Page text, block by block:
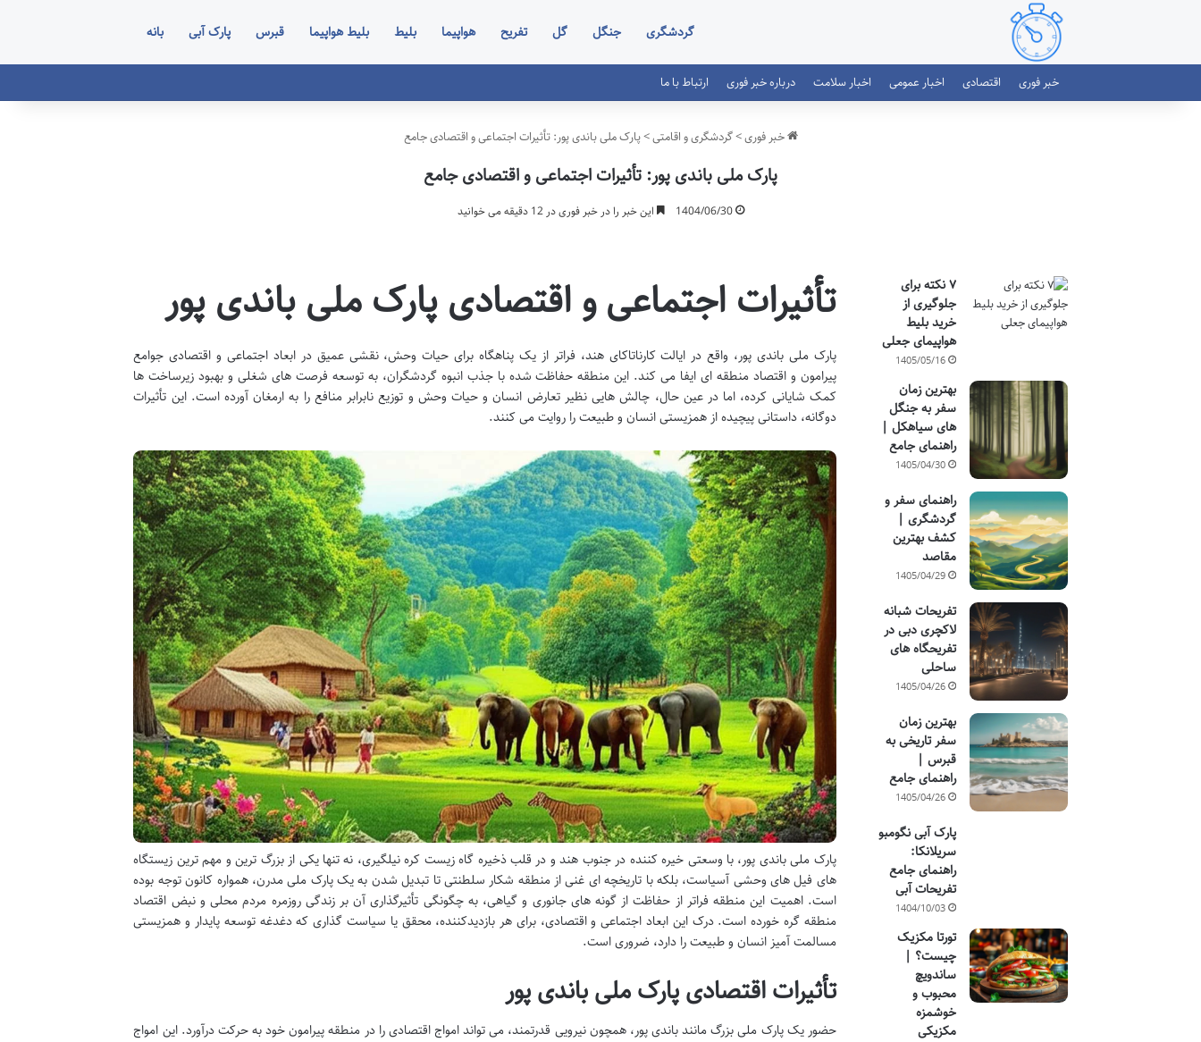
گردشگری جنگل گل تفریح هواپیما بلیط بلیط هواپیما قبرس پارک آبی بانه
خبر فوری اقتصادی اخبار عمومی اخبار سلامت درباره خبر فوری ارتباط با ما
خبر فوری>گردشگری و اقامتی>پارک ملی باندی پور: تأثیرات اجتماعی و اقتصادی جامع
پارک ملی باندی پور: تأثیرات اجتماعی و اقتصادی جامع
1404/06/30 این خبر را در خبر فوری در 12 دقیقه می خوانید
تأثیرات اجتماعی و اقتصادی پارک ملی باندی پور
پارک ملی باندی پور، واقع در ایالت کارناتاکای هند، فراتر از یک پناهگاه برای حیات وحش، نقشی عمیق در ابعاد اجتماعی و اقتصادی جوامع
پیرامون و اقتصاد منطقه ای ایفا می کند. این منطقه حفاظت شده با جذب انبوه گردشگران، به توسعه فرصت های شغلی و بهبود زیرساخت ها
کمک شایانی کرده، اما در عین حال، چالش هایی نظیر تعارض انسان و حیات وحش و توزیع نابرابر منافع را به ارمغان آورده است. این تأثیرات
دوگانه، داستانی پیچیده از همزیستی انسان و طبیعت را روایت می کنند.
پارک ملی باندی پور، با وسعتی خیره کننده در جنوب هند و در قلب ذخیره گاه زیست کره نیلگیری، نه تنها یکی از بزرگ ترین و مهم ترین زیستگاه
های فیل های وحشی آسیاست، بلکه با تاریخچه ای غنی از منطقه شکار سلطنتی تا تبدیل شدن به یک پارک ملی مدرن، همواره کانون توجه بوده
است. اهمیت این منطقه فراتر از حفاظت از گونه های جانوری و گیاهی، به چگونگی تأثیرگذاری آن بر زندگی روزمره مردم محلی و نبض اقتصاد
منطقه گره خورده است. درک این ابعاد اجتماعی و اقتصادی، برای هر بازدیدکننده، محقق یا سیاست گذاری که دغدغه توسعه پایدار و همزیستی
مسالمت آمیز انسان و طبیعت را دارد، ضروری است.
تأثیرات اقتصادی پارک ملی باندی پور
حضور یک پارک ملی بزرگ مانند باندی پور، همچون نیرویی قدرتمند، می تواند امواج اقتصادی را در منطقه پیرامون خود به حرکت درآورد. این امواج
۷ نکته برای
جلوگیری از
خرید بلیط
هواپیمای جعلی
1405/05/16
بهترین زمان
سفر به جنگل
های سیاهکل |
راهنمای جامع
1405/04/30
راهنمای سفر و
گردشگری |
کشف بهترین
مقاصد
1405/04/29
تفریحات شبانه
لاکچری دبی در
تفریحگاه های
ساحلی
1405/04/26
بهترین زمان
سفر تاریخی به
قبرس |
راهنمای جامع
1405/04/26
پارک آبی نگومبو
سریلانکا:
راهنمای جامع
تفریحات آبی
1404/10/03
تورتا مکزیک
چیست؟ |
ساندویچ
محبوب و
خوشمزه
مکزیکی